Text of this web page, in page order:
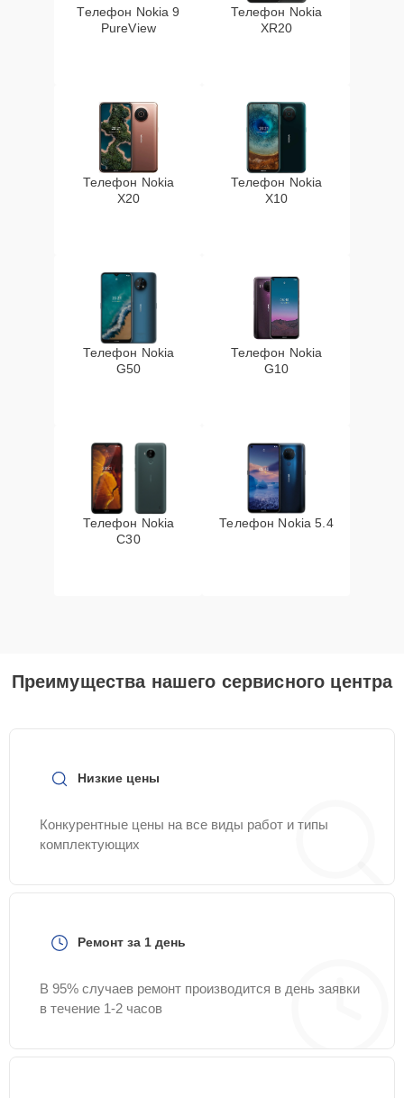
Телефон Nokia 9
PureView
Телефон Nokia
XR20
Телефон Nokia
X20
Телефон Nokia
X10
Телефон Nokia
G50
Телефон Nokia
G10
Телефон Nokia
C30
Телефон Nokia 5.4
Преимущества нашего сервисного центра
Низкие цены
Конкурентные цены на все виды работ и типы
комплектующих
Ремонт за 1 день
В 95% случаев ремонт производится в день заявки
в течение 1-2 часов